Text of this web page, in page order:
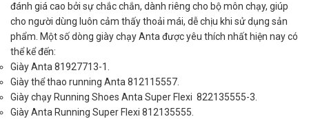
đánh giá cao bởi sự chắc chắn, dành riêng cho bộ môn chạy, giúp
cho người dùng luôn cảm thấy thoải mái, dễ chịu khi sử dụng sản
phẩm. Một số dòng giày chạy Anta được yêu thích nhất hiện nay có
thể kể đến:
Giày Anta 81927713-1.
Giày thể thao running Anta 812115557.
Giày chạy Running Shoes Anta Super Flexi 822135555-3.
Giày Anta Running Super Flexi 812135555.